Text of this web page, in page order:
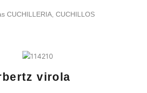
CUCHILLERIA CUCHILLOS
virola